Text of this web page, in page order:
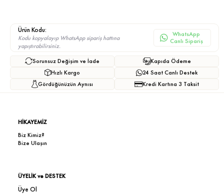
Ürün Kodu:
Kodu kopyalayıp WhatsApp sipariş hattına
yapıştırabilirsiniz.
WhatsApp
Canlı Sipariş
Sorunsuz Değişim ve İade
Hızlı Kargo
Gördüğünüzün Aynısı
Kapıda Ödeme
24 Saat Canlı Destek
Kredi Kartına 3 Taksit
HİKAYEMİZ
Biz Kimiz?
Bize Ulaşın
ÜYELİK ve DESTEK
Üye Ol